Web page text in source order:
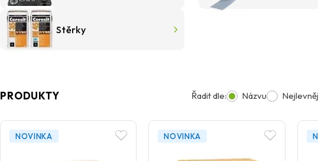
Stěrky
PRODUKTY Řadit dle: Názvu
NOVINKA NOVINKA